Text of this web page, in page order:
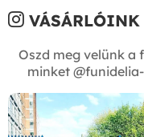
Oszd meg velünk a
minket